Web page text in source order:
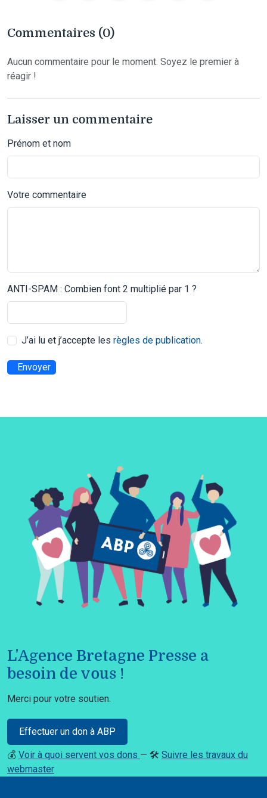
Commentaires (0)
Aucun commentaire pour le moment. Soyez le premier à
réagir !
Laisser un commentaire
Prénom et nom
Votre commentaire
ANTI-SPAM : Combien font 2 multiplié par 1 ?
J’ai lu et j’accepte les règles de publication.
Envoyer
L'Agence Bretagne Presse a
besoin de vous !
Merci pour votre soutien.
Effectuer un don à ABP
💰 Voir à quoi servent vos dons — 🛠️ Suivre les travaux du
webmaster